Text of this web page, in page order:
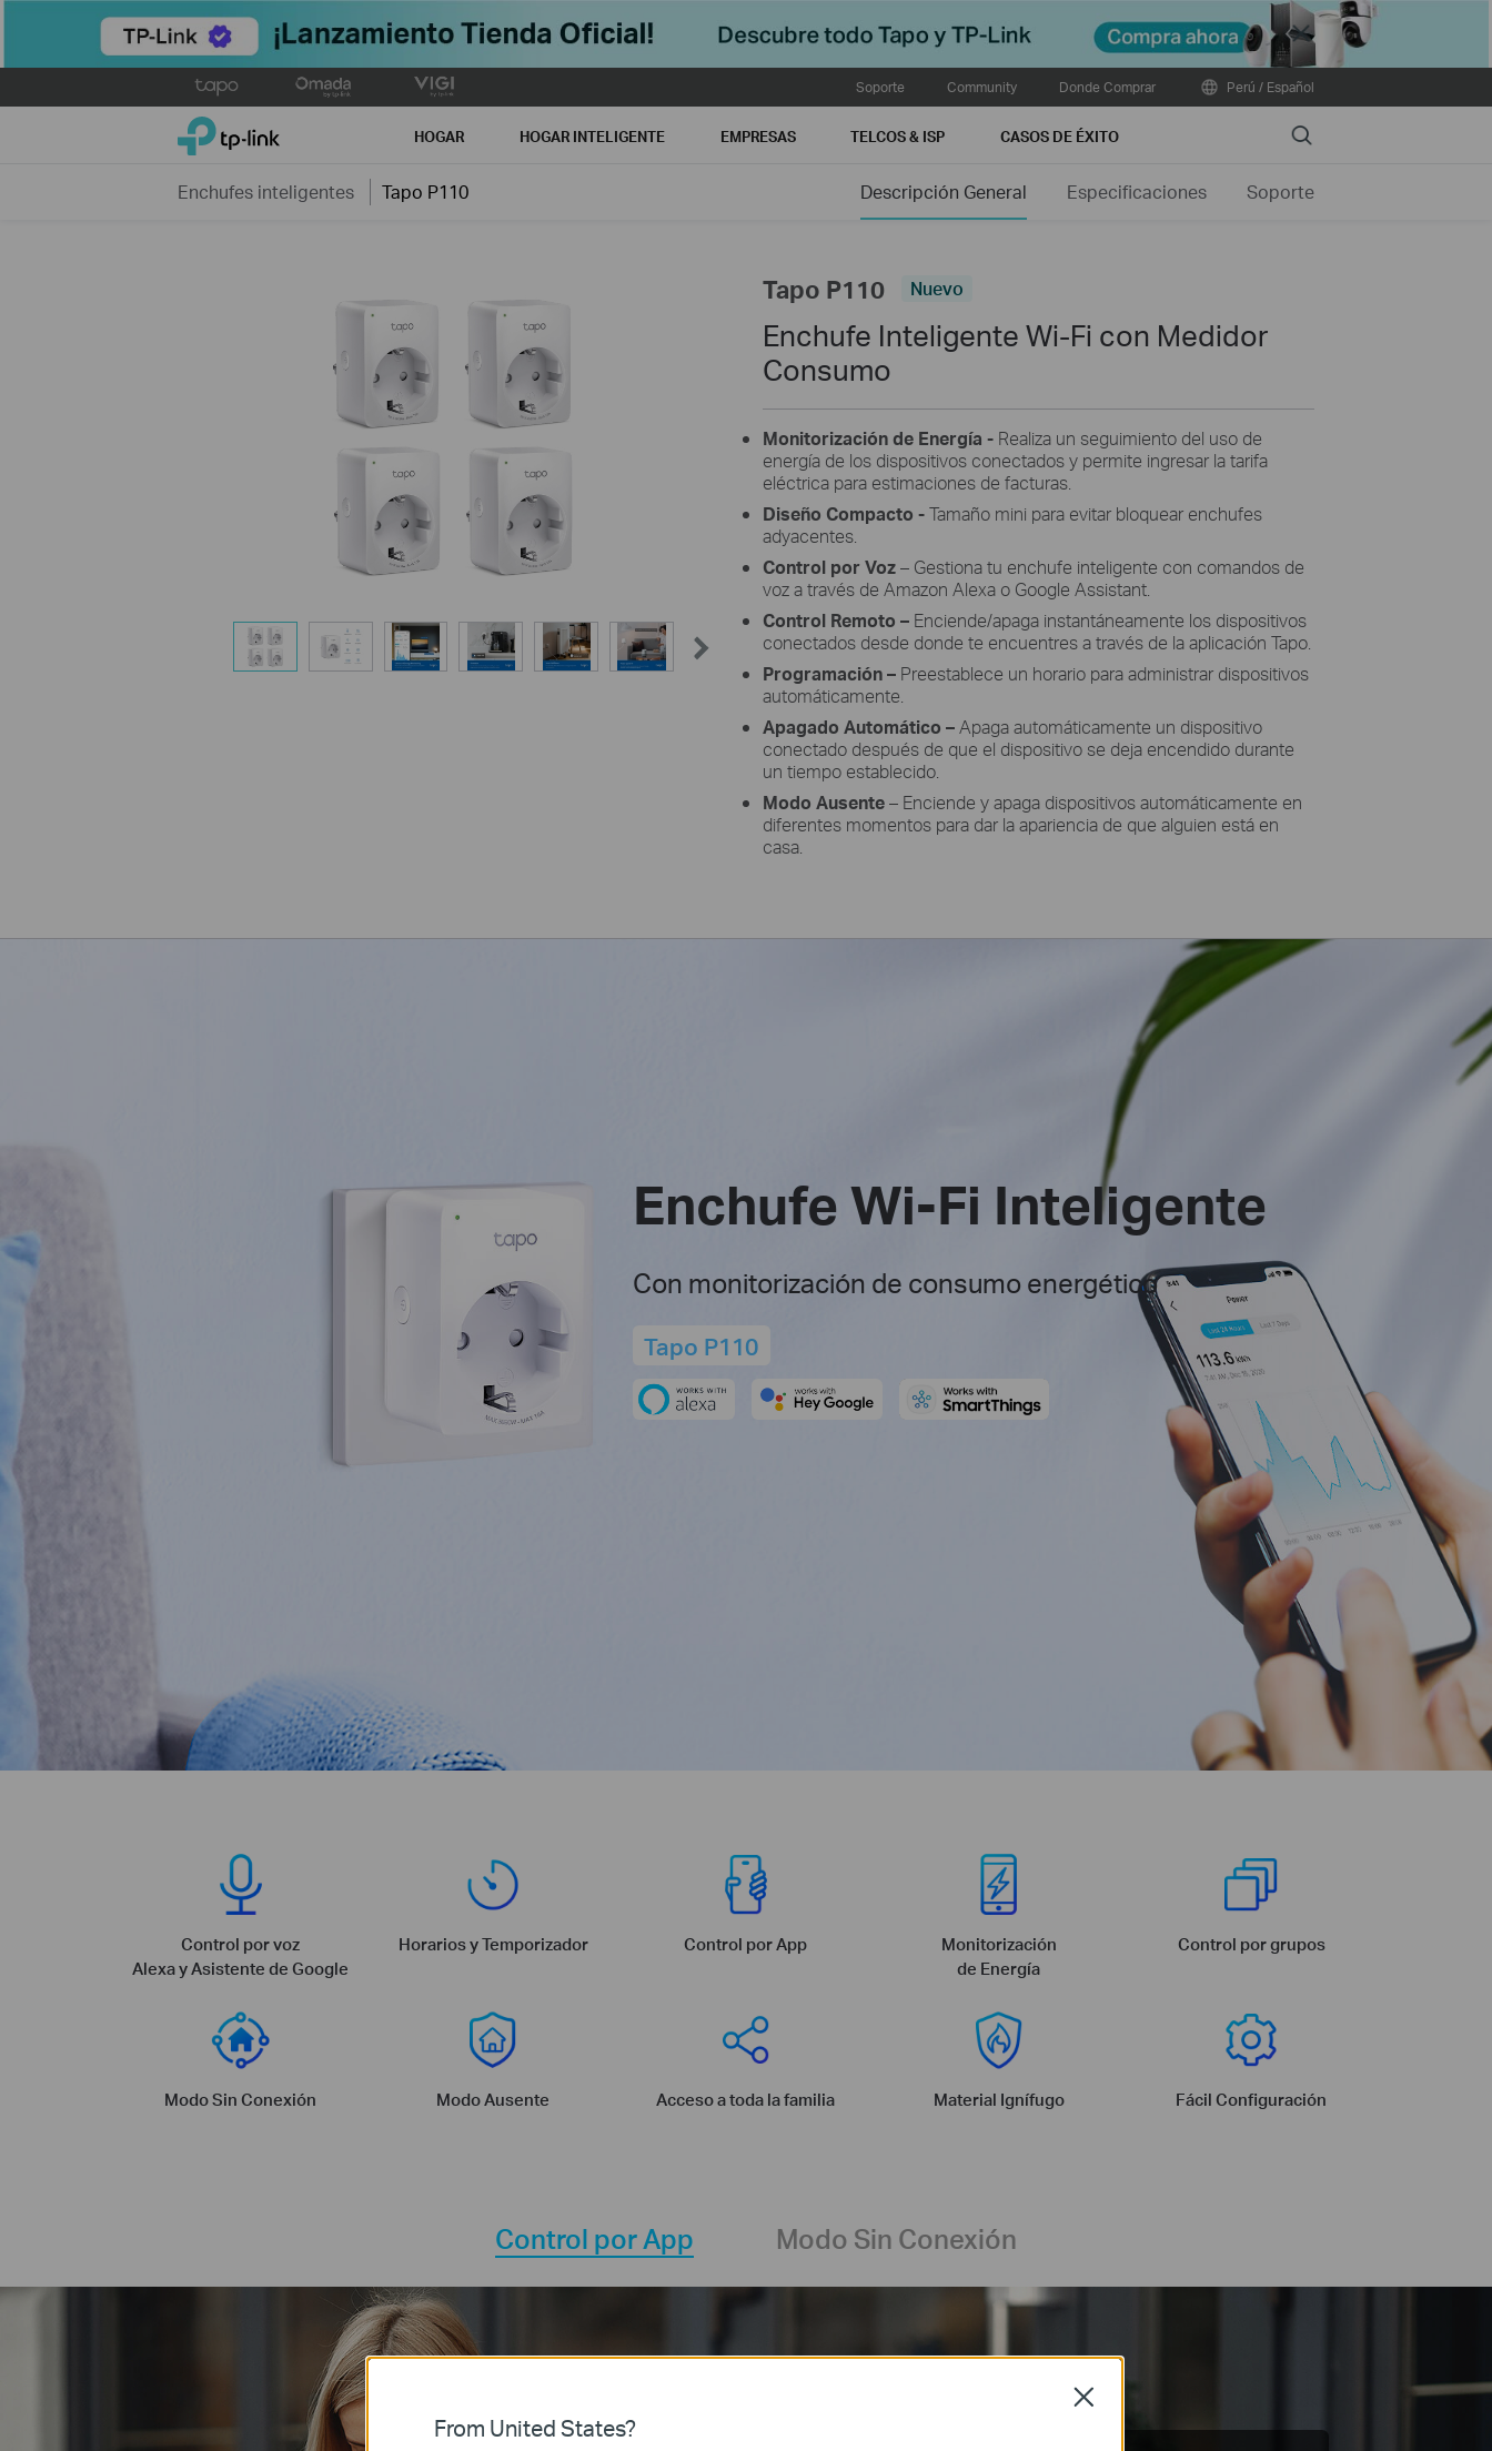
Close
to
Soporte Community Donde Comprar Perú / Español
TP-Link, Reliably Smart HOGAR HOGAR INTELIGENTE EMPRESAS TELCOS & ISP CASOS DE ÉXITO Search
Enchufes inteligentes Tapo P110 Descripción General Especificaciones Soporte
Tapo P110 Nuevo
Enchufe Inteligente Wi-Fi con Medidor
Consumo
Monitorización de Energía - Realiza un seguimiento del uso de
energía de los dispositivos conectados y permite ingresar la tarifa
eléctrica para estimaciones de facturas.
Diseño Compacto -Tamaño mini para evitar bloquear enchufes
adyacentes.
Control por Voz– Gestiona tu enchufe inteligente con comandos de
voz a través de Amazon Alexa o Google Assistant.
Control Remoto – Enciende/apaga instantáneamente los dispositivos
conectados desde donde te encuentres a través de la aplicación Tapo.
Programación – Preestablece un horario para administrar dispositivos
automáticamente.
Apagado Automático –Apaga automáticamente un dispositivo
conectado después de que el dispositivo se deja encendido durante
un tiempo establecido.
Modo Ausente– Enciende y apaga dispositivos automáticamente en
diferentes momentos para dar la apariencia de que alguien está en
casa.
Enchufe Wi-Fi Inteligente
Con monitorización de consumo energético
Tapo P110
Control por voz
Alexa y Asistente de Google
Horarios y Temporizador Control por App
Monitorización
de Energía
Control por grupos
Modo Sin Conexión Modo Ausente Acceso a toda la familia Material Ignífugo Fácil Configuración
Control por App Modo Sin Conexión
From United States?
Close